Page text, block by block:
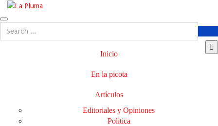
Inicio
En la picota
Artículos
Editoriales y Opiniones
Política